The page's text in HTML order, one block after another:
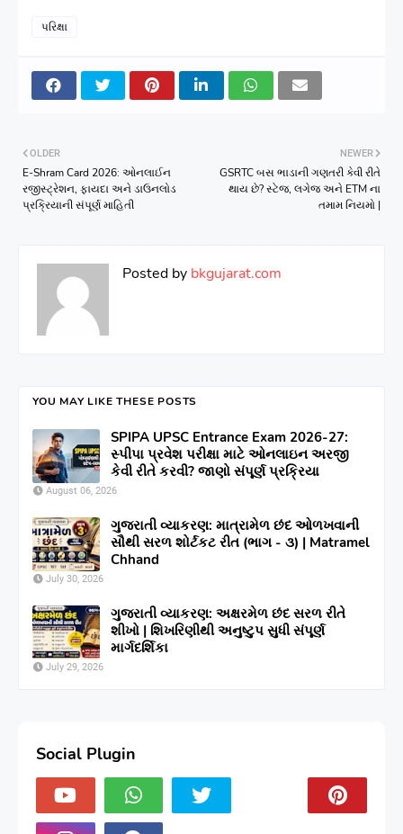
પરિક્ષા
NEWER
GSRTC બસ ભાડાની ગણતરી કેવી રીતે
થાય છે? સ્ટેજ, લગેજ અને ETM ના
તમામ નિયમો |
OLDER
E-Shram Card 2026: ઓનલાઈન
રજીસ્ટ્રેશન, ફાયદા અને ડાઉનલોડ
પ્રક્રિયાની સંપૂર્ણ માહિતી
Posted by bkgujarat.com
YOU MAY LIKE THESE POSTS
SPIPA UPSC Entrance Exam 2026-27:
સ્પીપા પ્રવેશ પરીક્ષા માટે ઓનલાઇન અરજી
કેવી રીતે કરવી? જાણો સંપૂર્ણ પ્રક્રિયા
August 06, 2026
ગુજરાતી વ્યાકરણ: માત્રામેળ છંદ ઓળખવાની
સૌથી સરળ શોર્ટકટ રીત (ભાગ - ૩) | Matramel
Chhand
July 30, 2026
ગુજરાતી વ્યાકરણ: અક્ષરમેળ છંદ સરળ રીતે
શીખો | શિખરિણીથી અનુષ્ટુપ સુધી સંપૂર્ણ
માર્ગદર્શિકા
July 29, 2026
Social Plugin